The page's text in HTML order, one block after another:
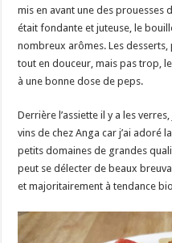
mis en avant une des prouesses
était fondante et juteuse, le
nombreux arômes. Les
tout en douceur, mais pas trop,
à une bonne dose de peps.
Derrière l’assiette il y a les
vins de chez Anga car j’ai adoré
petits domaines de grandes
peut se délecter de beaux
et majoritairement à tendance